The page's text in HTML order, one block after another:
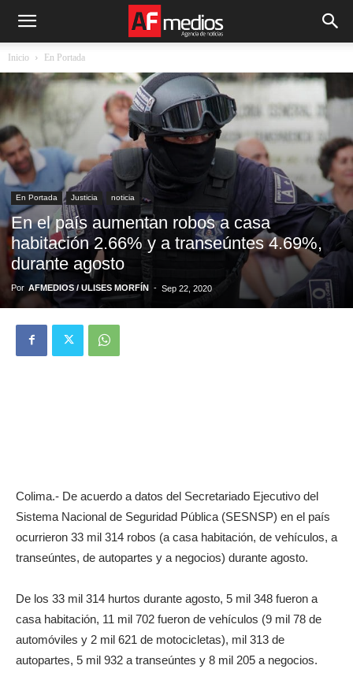
Inicio En Portada
En Portada Justicia noticia
En el país aumentan robos a casa
habitación 2.66% y a transeúntes 4.69%,
durante agosto
Por AFMEDIOS / ULISES MORFÍN - Sep 22, 2020
Colima.- De acuerdo a datos del Secretariado Ejecutivo del
Sistema Nacional de Seguridad Pública (SESNSP) en el país
ocurrieron 33 mil 314 robos (a casa habitación, de vehículos, a
transeúntes, de autopartes y a negocios) durante agosto.
De los 33 mil 314 hurtos durante agosto, 5 mil 348 fueron a
casa habitación, 11 mil 702 fueron de vehículos (9 mil 78 de
automóviles y 2 mil 621 de motocicletas), mil 313 de
autopartes, 5 mil 932 a transeúntes y 8 mil 205 a negocios.